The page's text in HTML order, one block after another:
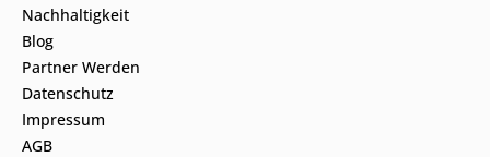
Nachhaltigkeit
Blog
Partner Werden
Datenschutz
Impressum
AGB